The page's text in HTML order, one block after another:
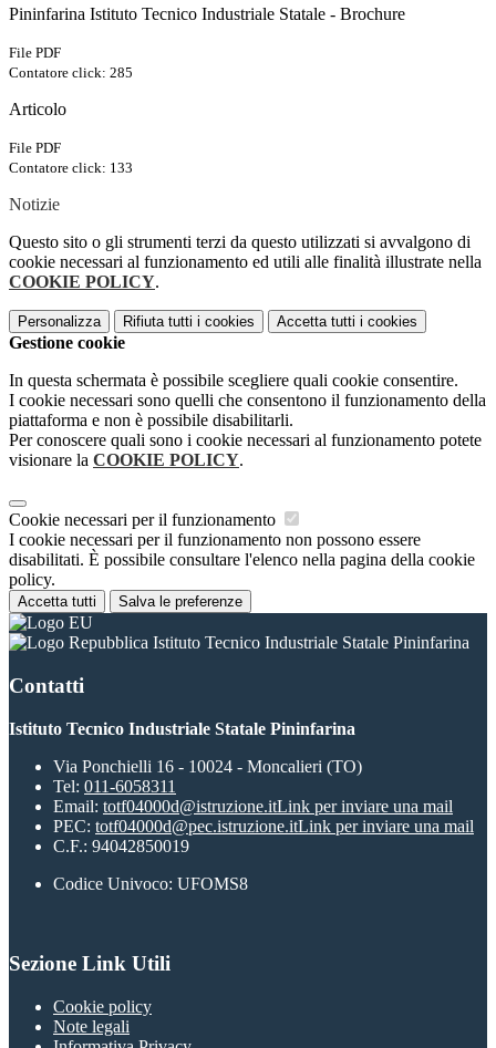
Pininfarina Istituto Tecnico Industriale Statale - Brochure
File PDF
Contatore click: 285
Articolo
File PDF
Contatore click: 133
Notizie
Questo sito o gli strumenti terzi da questo utilizzati si avvalgono di
cookie necessari al funzionamento ed utili alle finalità illustrate nella
COOKIE POLICY.
Personalizza Rifiuta tutti i cookies Accetta tutti i cookies
Gestione cookie
In questa schermata è possibile scegliere quali cookie consentire.
I cookie necessari sono quelli che consentono il funzionamento della
piattaforma e non è possibile disabilitarli.
Per conoscere quali sono i cookie necessari al funzionamento potete
visionare la COOKIE POLICY.
Cookie necessari per il funzionamento
I cookie necessari per il funzionamento non possono essere
disabilitati. È possibile consultare l'elenco nella pagina della cookie
policy.
Accetta tutti Salva le preferenze
Istituto Tecnico Industriale Statale Pininfarina
Contatti
Istituto Tecnico Industriale Statale Pininfarina
Via Ponchielli 16 - 10024 - Moncalieri (TO)
Tel: 011-6058311
Email: totf04000d@istruzione.itLink per inviare una mail
PEC: totf04000d@pec.istruzione.itLink per inviare una mail
C.F.: 94042850019
Codice Univoco: UFOMS8
Sezione Link Utili
Cookie policy
Note legali